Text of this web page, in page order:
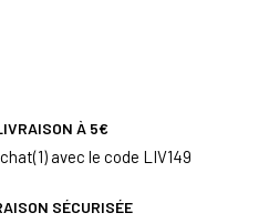
À 5€
avec le code LIV149
SÉCURISÉE